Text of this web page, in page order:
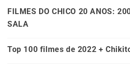
FILMES DO CHICO 20 ANOS:
SALA
Top 100 filmes de 2022 +